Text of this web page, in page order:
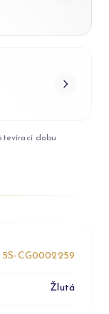
dobu
5S-CG0002259
Žlutá